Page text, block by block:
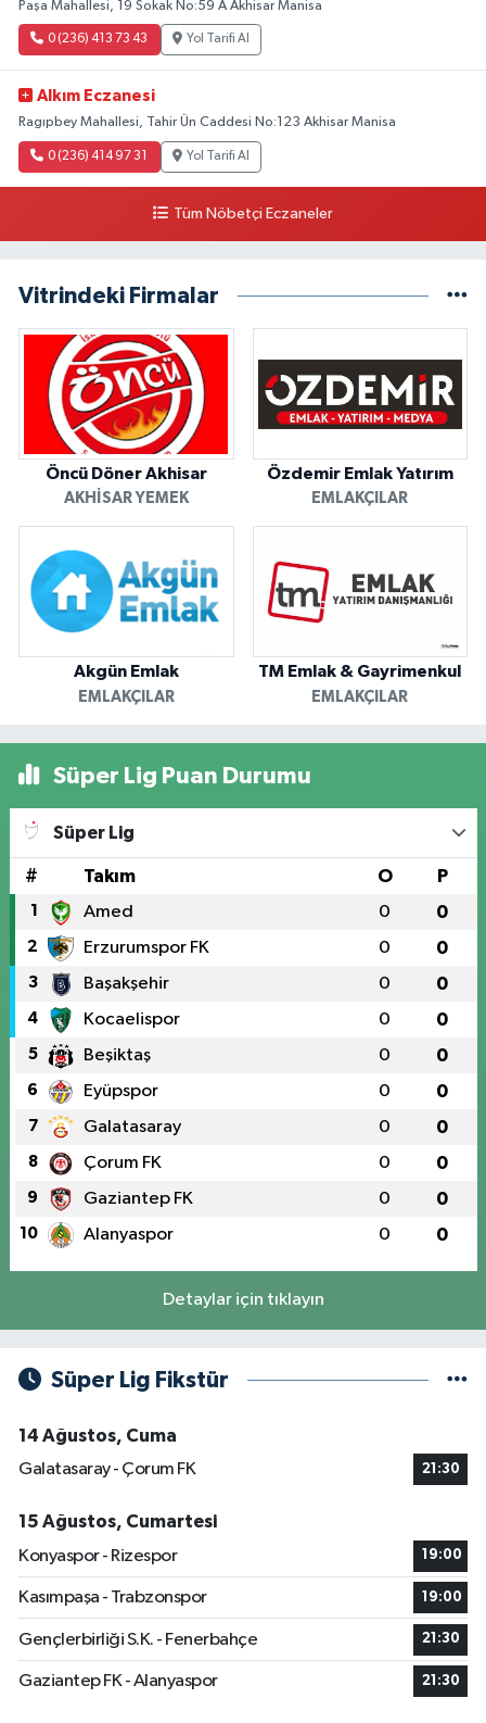
Paşa Mahallesi, 19 Sokak No:59 A Akhisar Manisa
0 (236) 413 73 43 Yol Tarifi Al
Alkım Eczanesi
Ragıpbey Mahallesi, Tahir Ün Caddesi No:123 Akhisar Manisa
0 (236) 414 97 31 Yol Tarifi Al
Tüm Nöbetçi Eczaneler
Vitrindeki Firmalar
Öncü Döner Akhisar
AKHISAR YEMEK
Özdemir Emlak Yatırım
EMLAKÇILAR
Akgün Emlak
EMLAKÇILAR
TM Emlak & Gayrimenkul
EMLAKÇILAR
Süper Lig Puan Durumu
Süper Lig
# Takım O P
1 Amed 0 0
2 Erzurumspor FK 0 0
3 Başakşehir 0 0
4 Kocaelispor 0 0
5 Beşiktaş 0 0
6 Eyüpspor 0 0
7 Galatasaray 0 0
8 Çorum FK 0 0
9 Gaziantep FK 0 0
10 Alanyaspor 0 0
Detaylar için tıklayın
Süper Lig Fikstür
14 Ağustos, Cuma
Galatasaray - Çorum FK
21:30
15 Ağustos, Cumartesi
Konyaspor - Rizespor
19:00
Kasımpaşa - Trabzonspor 19:00
Gençlerbirliği S.K. - Fenerbahçe 21:30
Gaziantep FK - Alanyaspor 21:30